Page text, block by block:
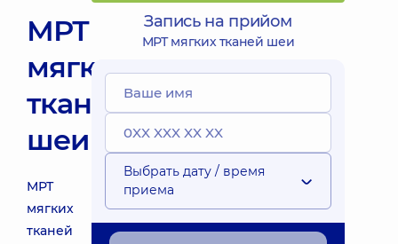
МРТ
мягких
тканей
шеи
МРТ
мягких
тканей
Запись на прийом
МРТ мягких тканей шеи
Выбрать дату / время
приема